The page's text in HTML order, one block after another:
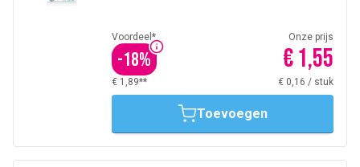
Voordeel*
-18%
Onze prijs
€ 1,55
€ 1,89** € 0,16 / stuk
Toevoegen